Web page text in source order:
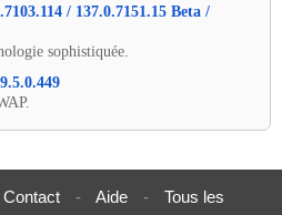
/ 137.0.7151.15 Beta /
sophistiquée.
Contact - Aide -
Tous les